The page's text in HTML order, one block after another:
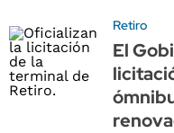
Retiro
El